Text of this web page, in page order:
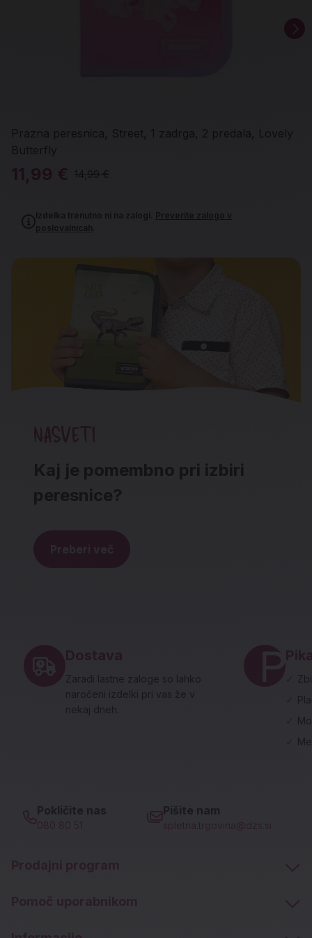
Prazna peresnica, Street, 1 zadrga, 2 predala, Lovely
Butterfly
11,99 € 14,99 €
Izdelka trenutno ni na zalogi.
Preverite zalogo v
poslovalnicah
NASVETI
Kaj je pomembno pri izbiri
peresnice?
Preberi več
Dostava
Zaradi lastne zaloge so lahko
naročeni izdelki pri vas že v
nekaj dneh.
✓
✓
Pokličite nas
080 80 51
Pišite nam
spletna.trgovina@dzs.si
Prodajni program
Pomoč uporabnikom